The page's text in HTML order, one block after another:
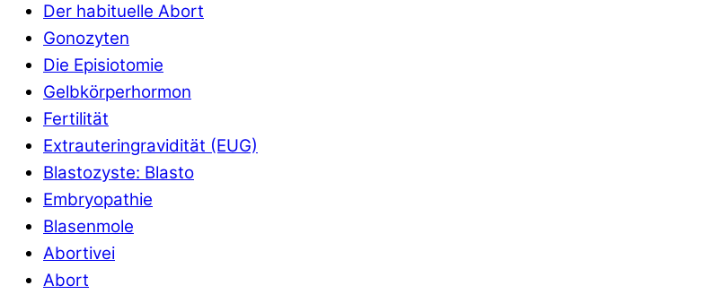
Der habituelle Abort
Gonozyten
Die Episiotomie
Gelbkörperhormon
Fertilität
Extrauteringravidität (EUG)
Blastozyste: Blasto
Embryopathie
Blasenmole
Abortivei
Abort